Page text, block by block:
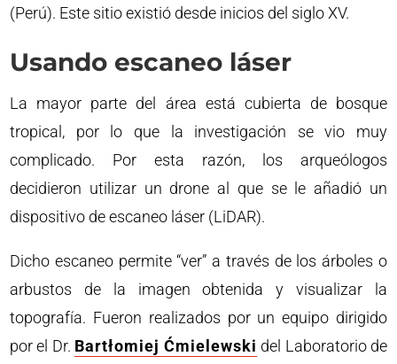
(Perú). Este sitio existió desde inicios del siglo XV.
Usando escaneo láser
La mayor parte del área está cubierta de bosque
tropical, por lo que la investigación se vio muy
complicado. Por esta razón, los arqueólogos
decidieron utilizar un drone al que se le añadió un
dispositivo de escaneo láser (LiDAR).
Dicho escaneo permite “ver” a través de los árboles o
arbustos de la imagen obtenida y visualizar la
topografía. Fueron realizados por un equipo dirigido
por el Dr. Bartłomiej Ćmielewski del Laboratorio de